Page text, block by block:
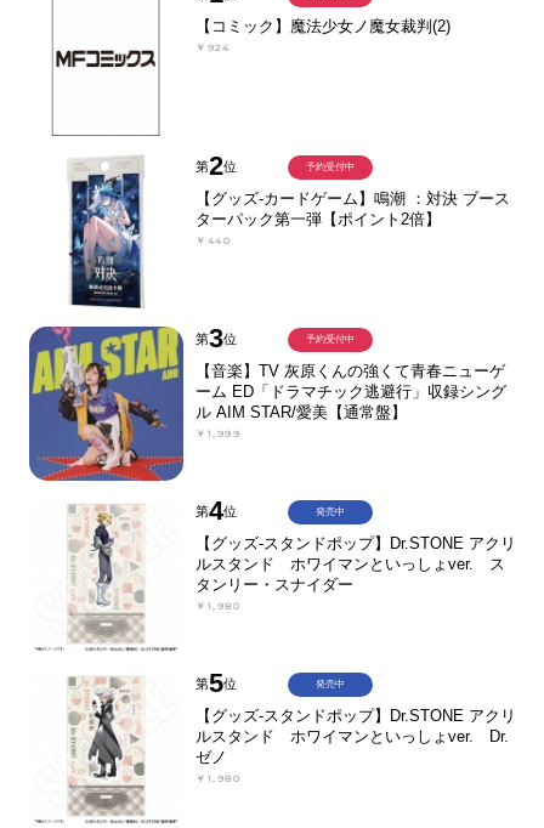
【コミック】魔法少女ノ魔女裁判(2)
￥924
第2位
【グッズ-カードゲーム】鳴潮 ：対決 ブース
ターパック第一弾【ポイント2倍】
￥440
予約受付中
第3位
【音楽】TV 灰原くんの強くて青春ニューゲ
ーム ED「ドラマチック逃避行」収録シング
ル AIM STAR/愛美【通常盤】
￥1,999
予約受付中
第4位
【グッズ-スタンドポップ】Dr.STONE アクリ
ルスタンド ホワイマンといっしょver. ス
タンリー・スナイダー
￥1,980
発売中
第5位
【グッズ-スタンドポップ】Dr.STONE アクリ
ルスタンド ホワイマンといっしょver. Dr.
ゼノ
￥1,980
発売中